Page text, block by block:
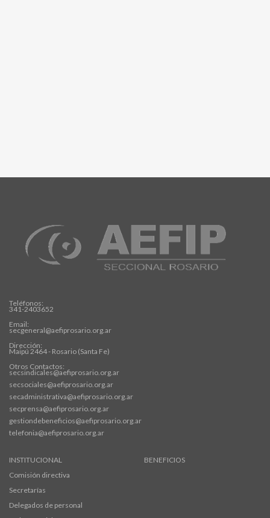
Teléfonos:
341-2403652
Email:
secgeneral@aefiprosario.org.ar
Dirección:
Maipú 2464 - Rosario (Santa Fe)
Otros Contactos:
secsindicales@aefiprosario.org.ar
secsociales@aefiprosario.org.ar
secadministrativa@aefiprosario.org.ar
secprensa@aefiprosario.org.ar
gestiondebeneficios@aefiprosario.org.ar
telefonia@aefiprosario.org.ar
INSTITUCIONAL
Comisión directiva
Secretarías
Delegados de personal
BENEFICIOS